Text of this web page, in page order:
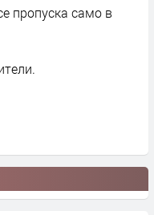
пропуска само в